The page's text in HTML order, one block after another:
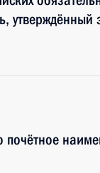
утверждённый
почётное